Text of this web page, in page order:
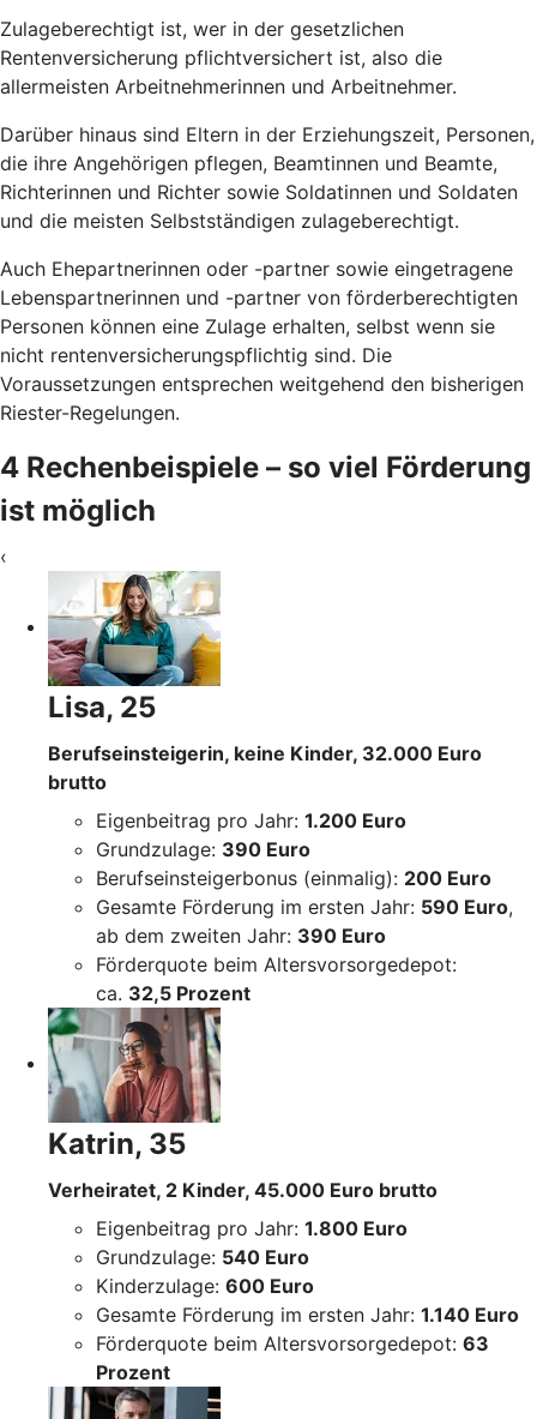
Zulageberechtigt ist, wer in der gesetzlichen
Rentenversicherung pflichtversichert ist, also die
allermeisten Arbeitnehmerinnen und Arbeitnehmer.
Darüber hinaus sind Eltern in der Erziehungszeit, Personen,
die ihre Angehörigen pflegen, Beamtinnen und Beamte,
Richterinnen und Richter sowie Soldatinnen und Soldaten
und die meisten Selbstständigen zulageberechtigt.
Auch Ehepartnerinnen oder -partner sowie eingetragene
Lebenspartnerinnen und -partner von förderberechtigten
Personen können eine Zulage erhalten, selbst wenn sie
nicht rentenversicherungspflichtig sind. Die
Voraussetzungen entsprechen weitgehend den bisherigen
Riester-Regelungen.
4 Rechenbeispiele – so viel Förderung
ist möglich
‹
Lisa, 25
Berufseinsteigerin, keine Kinder, 32.000 Euro
brutto
Eigenbeitrag pro Jahr: 1.200 Euro
Grundzulage: 390 Euro
Berufseinsteigerbonus (einmalig): 200 Euro
Gesamte Förderung im ersten Jahr: 590 Euro,
ab dem zweiten Jahr: 390 Euro
Förderquote beim Altersvorsorgedepot:
ca. 32,5 Prozent
Katrin, 35
Verheiratet, 2 Kinder, 45.000 Euro brutto
Eigenbeitrag pro Jahr: 1.800 Euro
Grundzulage: 540 Euro
Kinderzulage: 600 Euro
Gesamte Förderung im ersten Jahr: 1.140 Euro
Förderquote beim Altersvorsorgedepot: 63
Prozent